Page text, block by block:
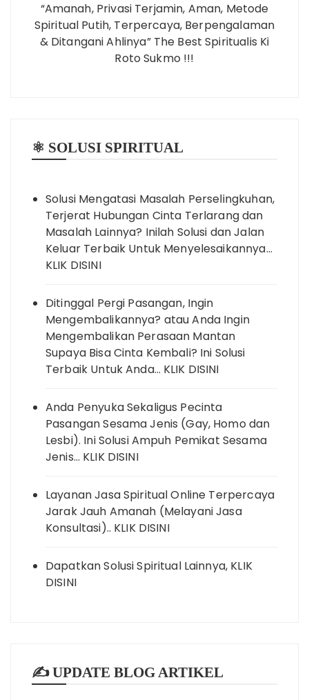
“Amanah, Privasi Terjamin, Aman, Metode
Spiritual Putih, Terpercaya, Berpengalaman
& Ditangani Ahlinya” The Best Spiritualis Ki
Roto Sukmo !!!
⚛️ SOLUSI SPIRITUAL
Solusi Mengatasi Masalah Perselingkuhan,
Terjerat Hubungan Cinta Terlarang dan
Masalah Lainnya? Inilah Solusi dan Jalan
Keluar Terbaik Untuk Menyelesaikannya…
KLIK DISINI
Ditinggal Pergi Pasangan, Ingin
Mengembalikannya? atau Anda Ingin
Mengembalikan Perasaan Mantan
Supaya Bisa Cinta Kembali? Ini Solusi
Terbaik Untuk Anda… KLIK DISINI
Anda Penyuka Sekaligus Pecinta
Pasangan Sesama Jenis (Gay, Homo dan
Lesbi). Ini Solusi Ampuh Pemikat Sesama
Jenis… KLIK DISINI
Layanan Jasa Spiritual Online Terpercaya
Jarak Jauh Amanah (Melayani Jasa
Konsultasi).. KLIK DISINI
Dapatkan Solusi Spiritual Lainnya, KLIK
DISINI
✍️ UPDATE BLOG ARTIKEL